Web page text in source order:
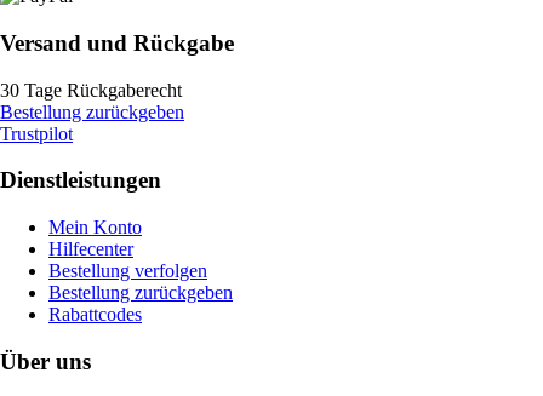
Versand und Rückgabe
30 Tage Rückgaberecht
Bestellung zurückgeben
Trustpilot
Dienstleistungen
Mein Konto
Hilfecenter
Bestellung verfolgen
Bestellung zurückgeben
Rabattcodes
Über uns